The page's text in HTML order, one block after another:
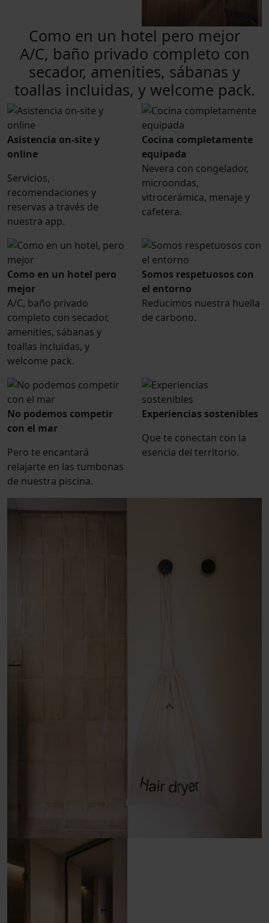
Como en un hotel pero mejor
A/C, baño privado completo con
secador, amenities, sábanas y
toallas incluidas, y welcome pack.
Asistencia on-site y
online
Servicios,
recomendaciones y
reservas a través de
nuestra app.
Cocina completamente
equipada
Nevera con congelador,
microondas,
vitrocerámica, menaje y
cafetera.
Como en un hotel pero
mejor
A/C, baño privado
completo con secador,
amenities, sábanas y
toallas incluidas, y
welcome pack.
Somos respetuosos con
el entorno
Reducimos nuestra huella
de carbono.
No podemos competir
con el mar
Pero te encantará
relajarte en las tumbonas
de nuestra piscina.
Experiencias sostenibles
Que te conectan con la
esencia del territorio.